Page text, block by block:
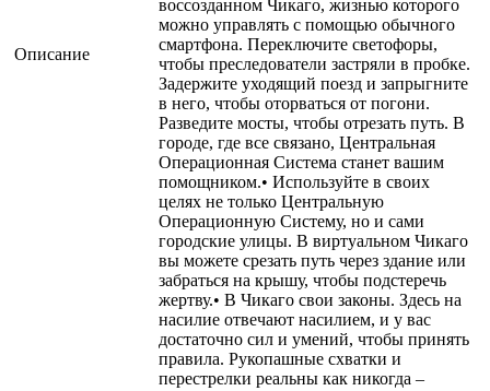
Описание
воссозданном Чикаго, жизнью которого
можно управлять с помощью обычного
смартфона. Переключите светофоры,
чтобы преследователи застряли в пробке.
Задержите уходящий поезд и запрыгните
в него, чтобы оторваться от погони.
Разведите мосты, чтобы отрезать путь. В
городе, где все связано, Центральная
Операционная Система станет вашим
помощником.• Используйте в своих
целях не только Центральную
Операционную Систему, но и сами
городские улицы. В виртуальном Чикаго
вы можете срезать путь через здание или
забраться на крышу, чтобы подстеречь
жертву.• В Чикаго свои законы. Здесь на
насилие отвечают насилием, и у вас
достаточно сил и умений, чтобы принять
правила. Рукопашные схватки и
перестрелки реальны как никогда –